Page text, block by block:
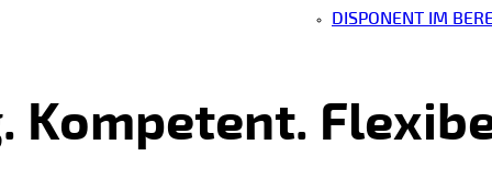
DISPONENT IM
Kompetent.